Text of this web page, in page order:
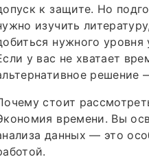
к защите. Но
изучить
нужного уровня
у вас не хватает
решение
стоит
времени. Вы
данных — это